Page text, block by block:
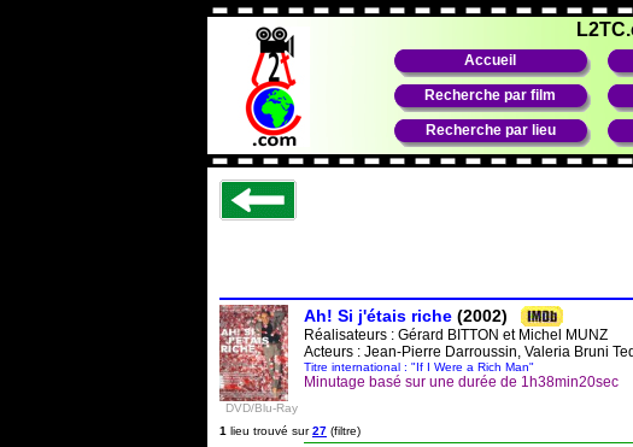
Accueil
Recherche par film
Recherche par lieu
DVD/Blu-Ray
Ah! Si j'étais riche (2002)
Réalisateurs : Gérard BITTON et Michel MUNZ
Acteurs : Jean-Pierre Darroussin, Valeria Bruni
Titre international : "If I Were a Rich Man"
Minutage basé sur une durée de 1h38min20sec
1 lieu trouvé sur27 (filtre)